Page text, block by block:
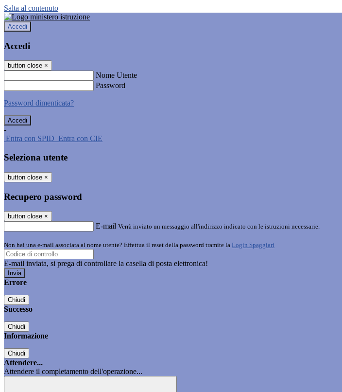
Salta al contenuto
Accedi
Accedi
button close ×
Nome Utente
Password
Password dimenticata?
-
Entra con SPID Entra con CIE
Seleziona utente
button close ×
Recupero password
button close ×
E-mail Verrà inviato un messaggio all'indirizzo indicato con le istruzioni necessarie.
Non hai una e-mail associata al nome utente? Effettua il reset della password tramite la Login Spaggiari
E-mail inviata, si prega di controllare la casella di posta elettronica!
Errore
Chiudi
Successo
Chiudi
Informazione
Chiudi
Attendere...
Attendere il completamento dell'operazione...